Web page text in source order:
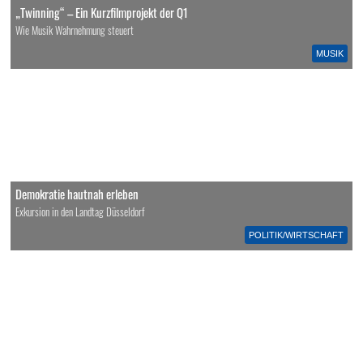
MUSIK
„Twinning“ – Ein Kurzfilmprojekt der Q1
Wie Musik Wahrnehmung steuert
POLITIK/WIRTSCHAFT
Demokratie hautnah erleben
Exkursion in den Landtag Düsseldorf